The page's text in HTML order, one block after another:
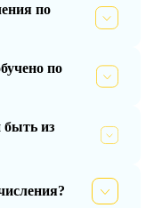
по
по
быть из